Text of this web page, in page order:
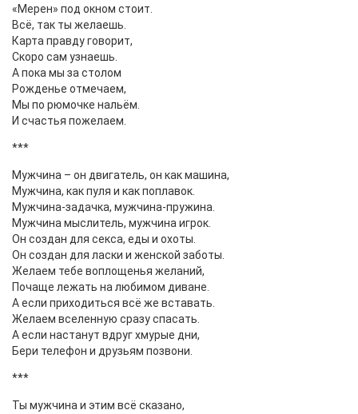
«Мерен» под окном стоит.
Всё, так ты желаешь.
Карта правду говорит,
Скоро сам узнаешь.
А пока мы за столом
Рожденье отмечаем,
Мы по рюмочке нальём.
И счастья пожелаем.
***
Мужчина – он двигатель, он как машина,
Мужчина, как пуля и как поплавок.
Мужчина-задачка, мужчина-пружина.
Мужчина мыслитель, мужчина игрок.
Он создан для секса, еды и охоты.
Он создан для ласки и женской заботы.
Желаем тебе воплощенья желаний,
Почаще лежать на любимом диване.
А если приходиться всё же вставать.
Желаем вселенную сразу спасать.
А если настанут вдруг хмурые дни,
Бери телефон и друзьям позвони.
***
Ты мужчина и этим всё сказано,